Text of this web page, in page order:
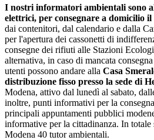
I nostri informatori ambientali sono
elettrici, per consegnare a domicilio
dai contenitori, dal calendario e dalla
per l'apertura dei cassonetti di
consegne dei rifiuti alle Stazioni
alternativa, in caso di mancata
utenti possono andare alla Casa
distribuzione fisso presso la sede di
Modena, attivo dal lunedì al sabato,
inoltre, punti informativi per la
principali appuntamenti pubblici
informative per la cittadinanza. In
Modena 40 tutor ambientali.